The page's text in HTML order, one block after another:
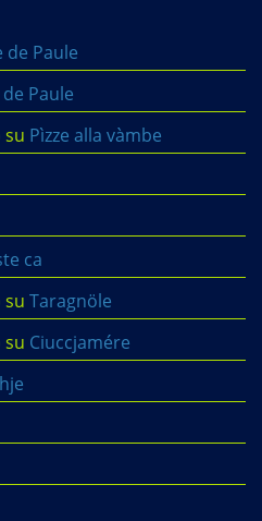
de Paule
Paule
su Pìzze alla vàmbe
ca
su Taragnöle
su Ciuccjamére